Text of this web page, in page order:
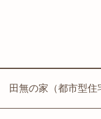
田無の家（都市型住